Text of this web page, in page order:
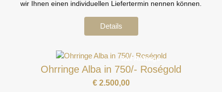
wir Ihnen einen individuellen Liefertermin nennen können.
Details
auf Anfrage
Ohrringe Alba in 750/- Roségold
€2.500,00